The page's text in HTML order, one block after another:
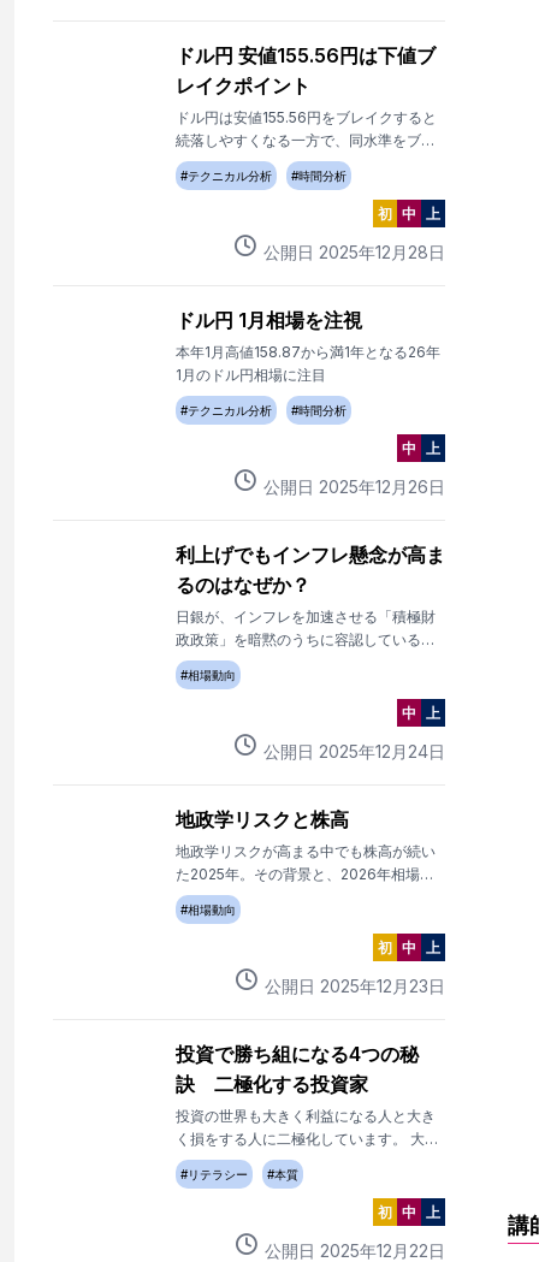
ドル円 安値155.56円は下値ブ
レイクポイント
ドル円は安値155.56円をブレイクすると
続落しやすくなる一方で、同水準をブレ
イクしないかぎり、反騰の流れ継続。
#テクニカル分析 #時間分析
初 中 上
公開日 2025年12 月 28日
ドル円 1月相場を注視
本年1月高値158.87から満1年となる26年
1月のドル円相場に注目
#テクニカル分析 #時間分析
中 上
公開日 2025年12 月 26日
利上げでもインフレ懸念が高ま
るのはなぜか？
日銀が、インフレを加速させる「積極財
政政策」を暗黙のうちに容認しているよ
うにみえることが、円安につながってい
る可能性がある。
#相場動向
中 上
公開日 2025年12 月 24日
地政学リスクと株高
地政学リスクが高まる中でも株高が続い
た2025年。その背景と、2026年相場の
行方を考える。
#相場動向
初 中 上
公開日 2025年12 月 23日
投資で勝ち組になる4つの秘
訣 二極化する投資家
投資の世界も大きく利益になる人と大き
く損をする人に二極化しています。 大き
く利益にする投資家になる4つの秘訣があ
ります。
#リテラシー #本質
初 中 上
公開日 2025年12 月 22日
講